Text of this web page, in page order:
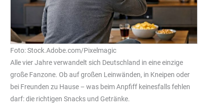
Foto: Stock.Adobe.com/Pixelmagic
Alle vier Jahre verwandelt sich Deutschland in eine einzige
große Fanzone. Ob auf großen Leinwänden, in Kneipen oder
bei Freunden zu Hause – was beim Anpfiff keinesfalls fehlen
darf: die richtigen Snacks und Getränke.